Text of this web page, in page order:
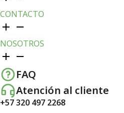
CONTACTO
NOSOTROS
FAQ
Atención al cliente
+57 320 497 2268